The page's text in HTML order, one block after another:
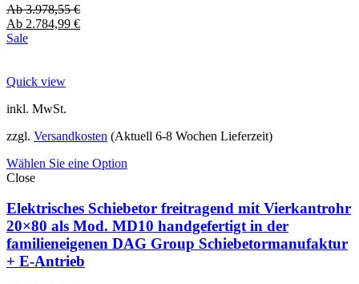
Ab3.978,55€
Ab 2.784,99 €
Sale
Quick view
inkl. MwSt.
zzgl. Versandkosten (Aktuell 6-8 Wochen Lieferzeit)
Wählen Sie eine Option
Close
Elektrisches Schiebetor freitragend mit Vierkantrohr
20×80 als Mod. MD10 handgefertigt in der
familieneigenen DAG Group Schiebetormanufaktur
+ E-Antrieb